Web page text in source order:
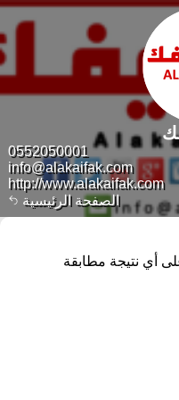
الصفحة الرئيسية
0552050001
info@alakaifak.com
http://www.alakaifak.com
أي نتيجة مطابقة